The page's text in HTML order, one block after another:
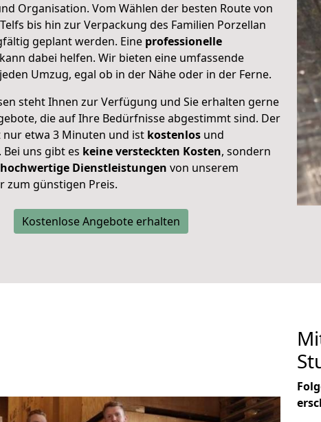
Organisation. Vom Wählen der besten Route von
bis hin zur Verpackung des Familien Porzellan
geplant werden. Eine professionelle
kann dabei helfen. Wir bieten eine umfassende
Umzug, egal ob in der Nähe oder in der Ferne.
steht Ihnen zur Verfügung und Sie erhalten gerne
die auf Ihre Bedürfnisse abgestimmt sind. Der
nur etwa 3 Minuten und ist kostenlos und
. Bei uns gibt es keine versteckten Kosten, sondern
Dienstleistungen von unserem
zum günstigen Preis.
Kostenlose Angebote erhalten